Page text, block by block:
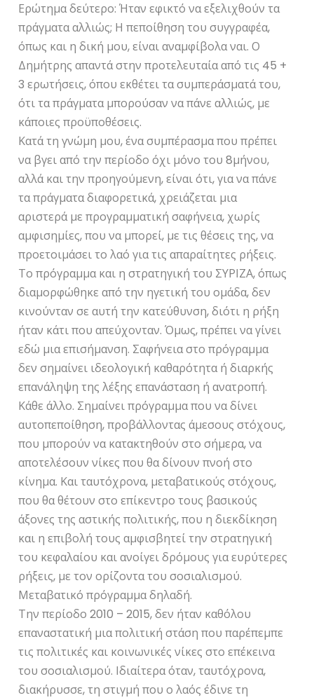
Ερώτημα δεύτερο: Ήταν εφικτό να εξελιχθούν τα
πράγματα αλλιώς; Η πεποίθηση του συγγραφέα,
όπως και η δική μου, είναι αναμφίβολα ναι. Ο
Δημήτρης απαντά στην προτελευταία από τις 45 +
3 ερωτήσεις, όπου εκθέτει τα συμπεράσματά του,
ότι τα πράγματα μπορούσαν να πάνε αλλιώς, με
κάποιες προϋποθέσεις.
Κατά τη γνώμη μου, ένα συμπέρασμα που πρέπει
να βγει από την περίοδο όχι μόνο του 8μήνου,
αλλά και την προηγούμενη, είναι ότι, για να πάνε
τα πράγματα διαφορετικά, χρειάζεται μια
αριστερά με προγραμματική σαφήνεια, χωρίς
αμφισημίες, που να μπορεί, με τις θέσεις της, να
προετοιμάσει το λαό για τις απαραίτητες ρήξεις.
Το πρόγραμμα και η στρατηγική του ΣΥΡΙΖΑ, όπως
διαμορφώθηκε από την ηγετική του ομάδα, δεν
κινούνταν σε αυτή την κατεύθυνση, διότι η ρήξη
ήταν κάτι που απεύχονταν. Όμως, πρέπει να γίνει
εδώ μια επισήμανση. Σαφήνεια στο πρόγραμμα
δεν σημαίνει ιδεολογική καθαρότητα ή διαρκής
επανάληψη της λέξης επανάσταση ή ανατροπή.
Κάθε άλλο. Σημαίνει πρόγραμμα που να δίνει
αυτοπεποίθηση, προβάλλοντας άμεσους στόχους,
που μπορούν να κατακτηθούν στο σήμερα, να
αποτελέσουν νίκες που θα δίνουν πνοή στο
κίνημα. Και ταυτόχρονα, μεταβατικούς στόχους,
που θα θέτουν στο επίκεντρο τους βασικούς
άξονες της αστικής πολιτικής, που η διεκδίκηση
και η επιβολή τους αμφισβητεί την στρατηγική
του κεφαλαίου και ανοίγει δρόμους για ευρύτερες
ρήξεις, με τον ορίζοντα του σοσιαλισμού.
Μεταβατικό πρόγραμμα δηλαδή.
Την περίοδο 2010 – 2015, δεν ήταν καθόλου
επαναστατική μια πολιτική στάση που παρέπεμπε
τις πολιτικές και κοινωνικές νίκες στο επέκεινα
του σοσιαλισμού. Ιδιαίτερα όταν, ταυτόχρονα,
διακήρυσσε, τη στιγμή που ο λαός έδινε τη